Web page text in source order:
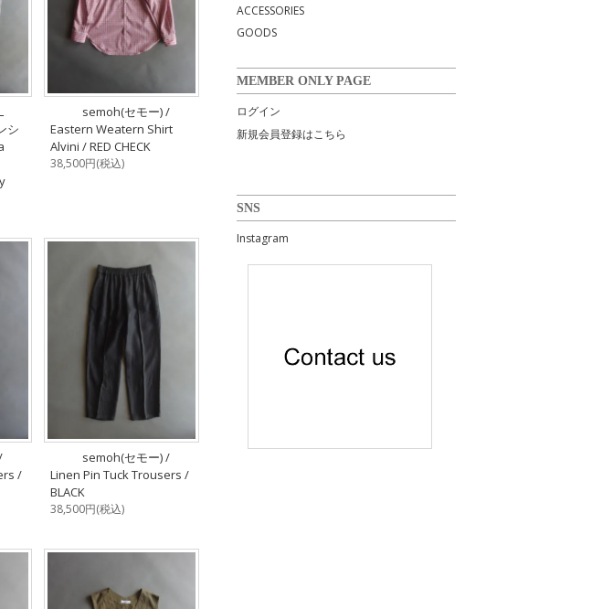
シ
semoh(セモー) /
Eastern Weatern Shirt
Alvini / RED CHECK
38,500円(税込)
/
semoh(セモー) /
Linen Pin Tuck Trousers /
BLACK
38,500円(税込)
ACCESSORIES
GOODS
MEMBER ONLY PAGE
ログイン
新規会員登録はこちら
SNS
Instagram